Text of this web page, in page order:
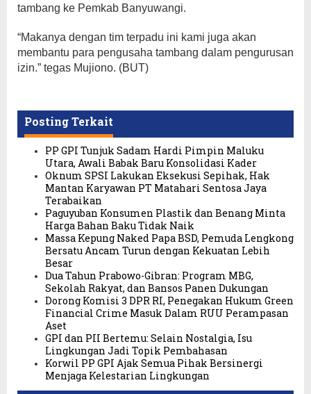
tambang ke Pemkab Banyuwangi.
“Makanya dengan tim terpadu ini kami juga akan
membantu para pengusaha tambang dalam pengurusan
izin.” tegas Mujiono. (BUT)
Posting Terkait
PP GPI Tunjuk Sadam Hardi Pimpin Maluku
Utara, Awali Babak Baru Konsolidasi Kader
Oknum SPSI Lakukan Eksekusi Sepihak, Hak
Mantan Karyawan PT Matahari Sentosa Jaya
Terabaikan
Paguyuban Konsumen Plastik dan Benang Minta
Harga Bahan Baku Tidak Naik
Massa Kepung Naked Papa BSD, Pemuda Lengkong
Bersatu Ancam Turun dengan Kekuatan Lebih
Besar
Dua Tahun Prabowo-Gibran: Program MBG,
Sekolah Rakyat, dan Bansos Panen Dukungan
Dorong Komisi 3 DPR RI, Penegakan Hukum Green
Financial Crime Masuk Dalam RUU Perampasan
Aset
GPI dan PII Bertemu: Selain Nostalgia, Isu
Lingkungan Jadi Topik Pembahasan
Korwil PP GPI Ajak Semua Pihak Bersinergi
Menjaga Kelestarian Lingkungan